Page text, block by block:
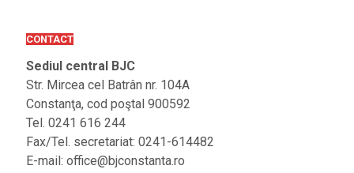
CONTACT
Sediul central BJC
Str. Mircea cel Batrân nr. 104A
Constanţa, cod poştal 900592
Tel. 0241 616 244
Fax/Tel. secretariat: 0241-614482
E-mail: office@bjconstanta.ro